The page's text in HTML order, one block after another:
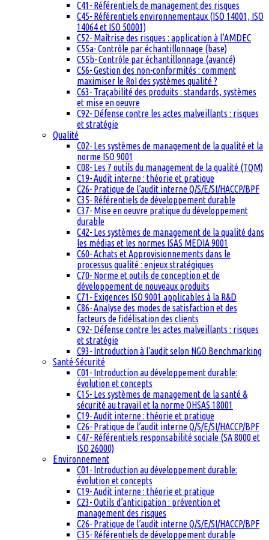
C41- Référentiels de management des risques
C45- Référentiels environnementaux (ISO 14001, ISO
14064 et ISO 50001)
C52- Maîtrise des risques : application à l’AMDEC
C55a- Contrôle par échantillonnage (base)
C55b- Contrôle par échantillonnage (avancé)
C56- Gestion des non-conformités : comment
maximiser le RoI des systèmes qualité ?
C63- Traçabilité des produits : standards, systèmes
et mise en oeuvre
C92- Défense contre les actes malveillants : risques
et stratégie
Qualité
C02- Les systèmes de management de la qualité et la
norme ISO 9001
C08- Les 7 outils du management de la qualité (TQM)
C19- Audit interne : théorie et pratique
C26- Pratique de l’audit interne Q/S/E/SI/HACCP/BPF
C35- Référentiels de développement durable
C37- Mise en oeuvre pratique du développement
durable
C42- Les systèmes de management de la qualité dans
les médias et les normes ISAS MEDIA 9001
C60- Achats et Approvisionnements dans le
processus qualité : enjeux stratégiques
C70- Norme et outils de conception et de
développement de nouveaux produits
C71- Exigences ISO 9001 applicables à la R&D
C86- Analyse des modes de satisfaction et des
facteurs de fidélisation des clients
C92- Défense contre les actes malveillants : risques
et stratégie
C93- Introduction à l’audit selon NGO Benchmarking
Santé-Sécurité
C01- Introduction au développement durable:
évolution et concepts
C15- Les systèmes de management de la santé &
sécurité au travail et la norme OHSAS 18001
C19- Audit interne : théorie et pratique
C26- Pratique de l’audit interne Q/S/E/SI/HACCP/BPF
C47- Référentiels responsabilité sociale (SA 8000 et
ISO 26000)
Environnement
C01- Introduction au développement durable:
évolution et concepts
C19- Audit interne : théorie et pratique
C23- Outils d’anticipation : prévention et
management des risques
C26- Pratique de l’audit interne Q/S/E/SI/HACCP/BPF
C35- Référentiels de développement durable